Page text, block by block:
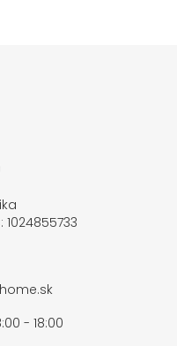
1024855733
- 18:00